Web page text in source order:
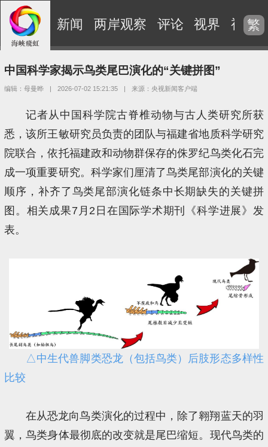
新闻 两岸观察 评论 视界 视频
繁
中国科学家揭示鸟类尾巴演化的“关键拼图”
编辑：母曼晔 | 2026-07-02 15:21:35 | 来源：央视新闻客户端
记者从中国科学院古脊椎动物与古人类研究所获
悉，该所王敏研究员负责的团队与福建省地质科学研究
院联合，依托福建政和动物群保存的侏罗纪鸟类化石完
成一项重要研究。科学家们厘清了鸟类尾部演化的关键
顺序，补齐了鸟类尾部演化链条中长期缺失的关键拼
图。相关成果7月2日在国际学术期刊《科学进展》发
表。
△中生代兽脚类恐龙（包括鸟类）后肢形态多样性
比较
在从恐龙向鸟类演化的过程中，除了翱翔蓝天的羽
翼，鸟类身体最彻底的改变就是尾巴缩短。现代鸟类的